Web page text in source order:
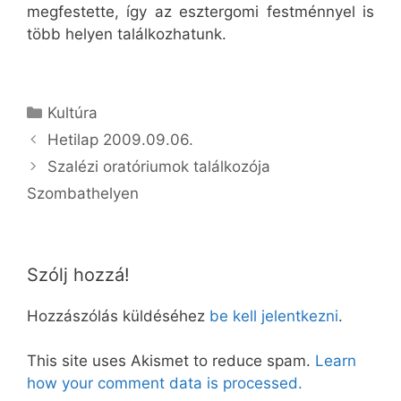
megfestette, így az esztergomi festménnyel is
több helyen találkozhatunk.
Kategória
Kultúra
Hetilap 2009.09.06.
Szalézi oratóriumok találkozója
Szombathelyen
Szólj hozzá!
Hozzászólás küldéséhez be kell jelentkezni.
This site uses Akismet to reduce spam. Learn
how your comment data is processed.